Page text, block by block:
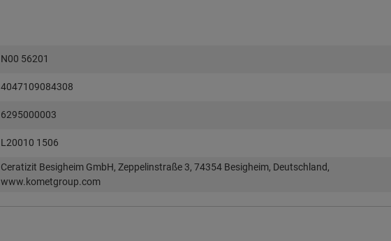
N00 56201
4047109084308
6295000003
L20010 1506
Ceratizit Besigheim GmbH, Zeppelinstraße 3, 74354 Besigheim, Deutschland,
www.kometgroup.com